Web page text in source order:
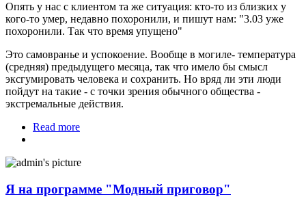
Опять у нас с клиентом та же ситуация: кто-то из близких у
кого-то умер, недавно похоронили, и пишут нам: "3.03 уже
похоронили. Так что время упущено"
Это самовранье и успокоение. Вообще в могиле- температура
(средняя) предыдущего месяца, так что имело бы смысл
эксгумировать человека и сохранить. Но вряд ли эти люди
пойдут на такие - с точки зрения обычного общества -
экстремальные действия.
Read more
Я на программе "Модный приговор"